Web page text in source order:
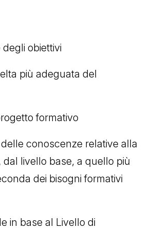
obiettivi
più adeguata del
formativo
conoscenze relative alla
dal livello base, a quello più
dei bisogni formativi
in base al Livello di